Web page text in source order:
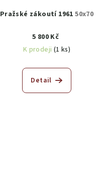
Pražské zákoutí 196150x70
5 800 Kč
K prodeji (1 ks)
Detail